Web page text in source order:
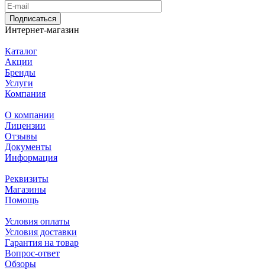
Подписаться
Интернет-магазин
Каталог
Акции
Бренды
Услуги
Компания
О компании
Лицензии
Отзывы
Документы
Информация
Реквизиты
Магазины
Помощь
Условия оплаты
Условия доставки
Гарантия на товар
Вопрос-ответ
Обзоры